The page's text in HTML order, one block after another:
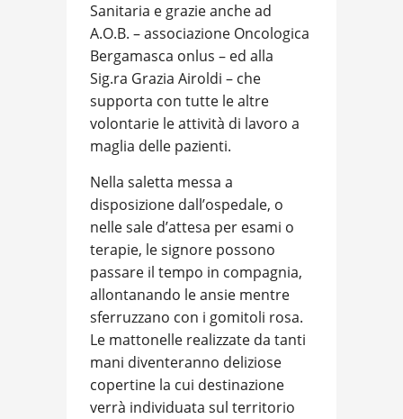
Sanitaria e grazie anche ad
A.O.B. – associazione Oncologica
Bergamasca onlus – ed alla
Sig.ra Grazia Airoldi – che
supporta con tutte le altre
volontarie le attività di lavoro a
maglia delle pazienti.
Nella saletta messa a
disposizione dall’ospedale, o
nelle sale d’attesa per esami o
terapie, le signore possono
passare il tempo in compagnia,
allontanando le ansie mentre
sferruzzano con i gomitoli rosa.
Le mattonelle realizzate da tanti
mani diventeranno deliziose
copertine la cui destinazione
verrà individuata sul territorio